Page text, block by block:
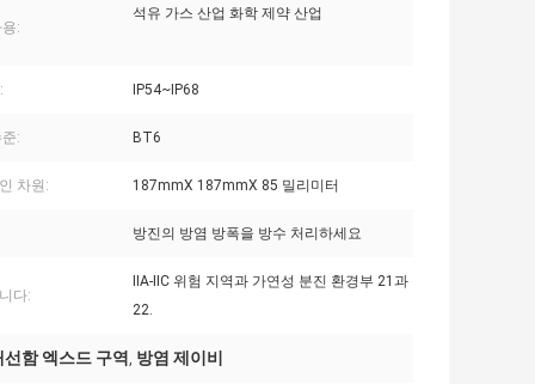
:
석유 가스 산업 화학 제약 산업
IP54~IP68
: BT6
차원: 187mmX 187mmX 85 밀리미터
방진의 방염 방폭을 방수 처리하세요
다:
IIA-IIC 위험 지역과 가연성 분진 환경부 21과
22.
함 엑스드 구역 , 방염 제이비